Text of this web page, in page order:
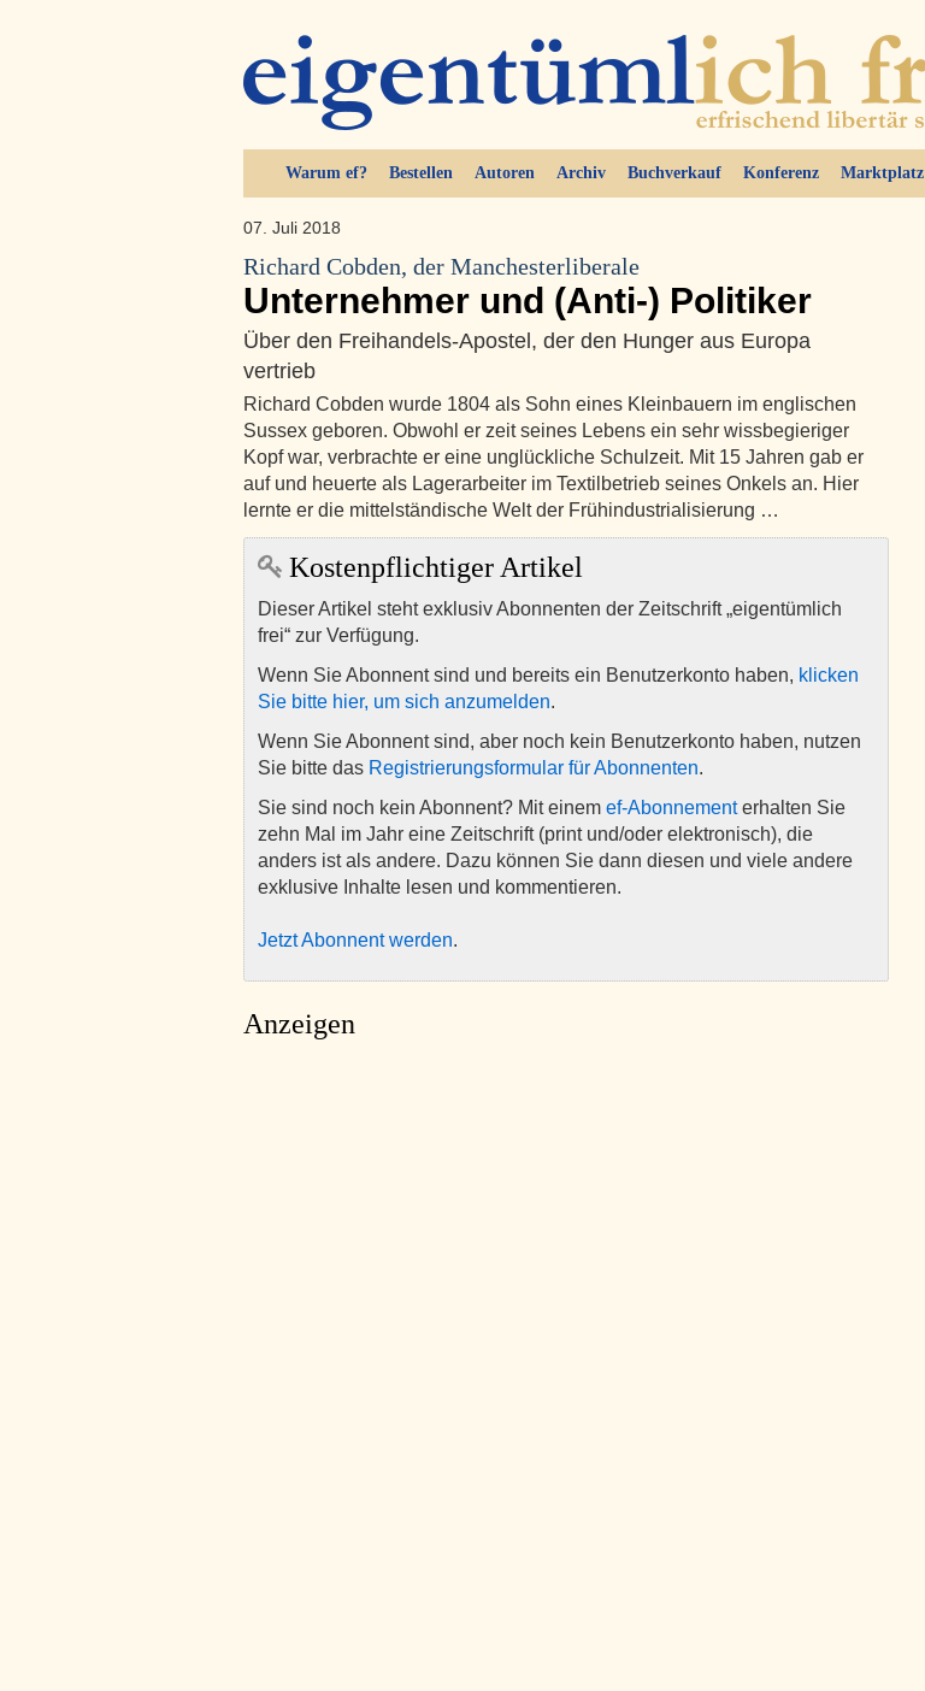
Warum ef? Bestellen Autoren Archiv Buchverkauf Konferenz Marktplatz
07. Juli 2018
Richard Cobden, der Manchesterliberale
Unternehmer und (Anti-) Politiker
Über den Freihandels-Apostel, der den Hunger aus Europa
vertrieb
Richard Cobden wurde 1804 als Sohn eines Kleinbauern im englischen
Sussex geboren. Obwohl er zeit seines Lebens ein sehr wissbegieriger
Kopf war, verbrachte er eine unglückliche Schulzeit. Mit 15 Jahren gab er
auf und heuerte als Lagerarbeiter im Textilbetrieb seines Onkels an. Hier
lernte er die mittelständische Welt der Frühindustrialisierung …
Kostenpflichtiger Artikel
Dieser Artikel steht exklusiv Abonnenten der Zeitschrift „eigentümlich
frei“ zur Verfügung.
Wenn Sie Abonnent sind und bereits ein Benutzerkonto haben, klicken
Sie bitte hier, um sich anzumelden.
Wenn Sie Abonnent sind, aber noch kein Benutzerkonto haben, nutzen
Sie bitte das Registrierungsformular für Abonnenten.
Sie sind noch kein Abonnent? Mit einem ef-Abonnementerhalten Sie
zehn Mal im Jahr eine Zeitschrift (print und/oder elektronisch), die
anders ist als andere. Dazu können Sie dann diesen und viele andere
exklusive Inhalte lesen und kommentieren.
Jetzt Abonnent werden.
Anzeigen